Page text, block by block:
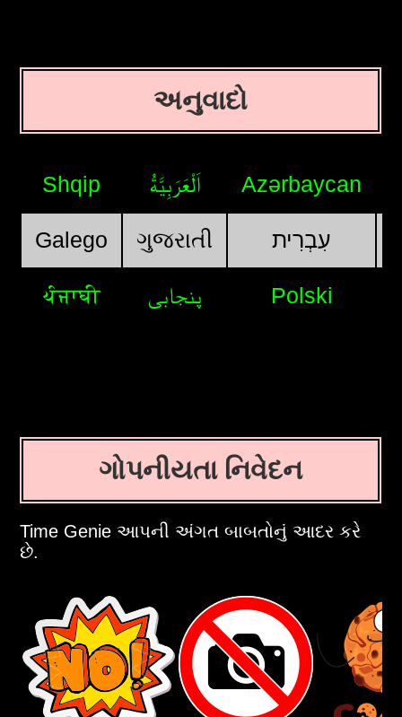
અનુવાદો
Shqip اَلْعَرَبِيَّةُ Azərbaycan
Galego ગુજરાતી עִבְרִית
ਪੰਜਾਬੀ پنجابی Polski
ગોપનીયતા નિવેદન
Time Genie આપની અંગત બાબતોનું આદર કરે
છે.